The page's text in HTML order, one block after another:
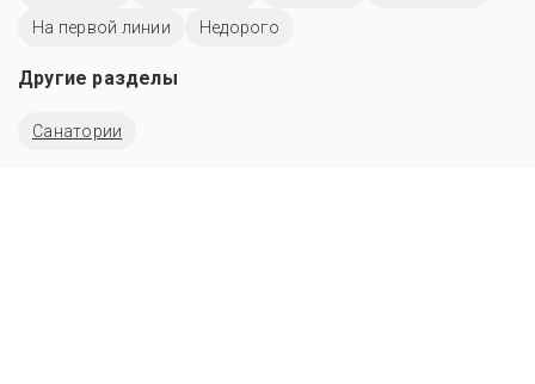
На первой линии
Недорого
Другие разделы
Санатории